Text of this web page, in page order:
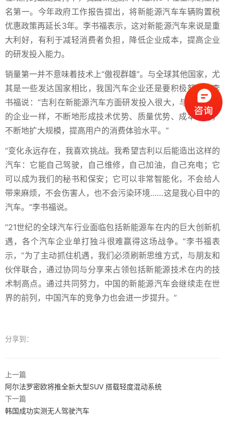
名第一。今年政府工作报告提出，将新能源汽车车辆购置税
优惠政策再延长3年。李书福表示，这对新能源汽车来说是重
大利好，有利于减轻消费者负担，降低企业成本，提高企业
的研发投入能力。
销量第一并不意味着技术上“傲视群雄”。与全球其他国家，尤
其是一些发达国家相比，我国汽车企业还是要积极努力。李
书福说：“吉利在新能源汽车方面研发投入很大，与其他中国
的企业一样，不断地形成技术优势、质量优势、成本优势，
不断地扩大规模，提高用户的消费体验水平。”
“变化永远存在，我喜欢挑战。我希望吉利以后能造出这样的
汽车：它能自己驾驶，自己维修，自己加油，自己充电；它
可以成为我们的秘书和保安；它可以非常智能化，不会给人
带来麻烦，不会伤害人，也不会污染环境……这是我心目中的
汽车。”李书福说。
“21世纪的全球汽车行业面临包括新能源车在内的巨大创新机
遇，各个汽车企业单打独斗很难赢得这场战争。”李书福表
示，“为了主动抓住机遇，我们必须刷新思维方式，与朋友和
伙伴联合，通过协同与分享来占领包括新能源技术在内的技
术制高点。通过共同努力，中国的新能源汽车会继续走在世
界的前列，中国汽车的竞争力也会进一步提升。”
分享到：
上一篇
阿尔法罗密欧将推全新大型SUV 搭载轻度混动系统
下一篇
韩国成功实测无人驾驶汽车